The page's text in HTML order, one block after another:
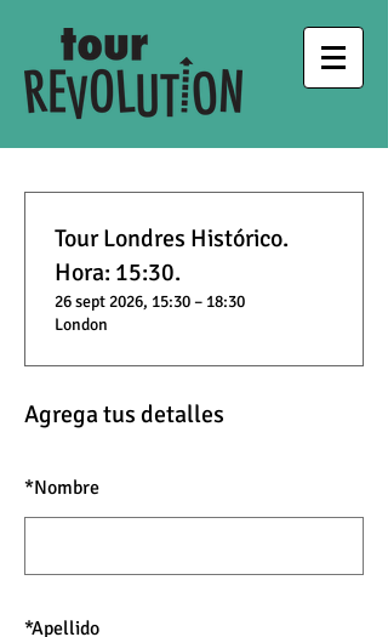
Agrega tus detalles
*Nombre
*Apellido
Tour Londres Histórico.
Hora: 15:30.
26 sept 2026, 15:30 – 18:30
London